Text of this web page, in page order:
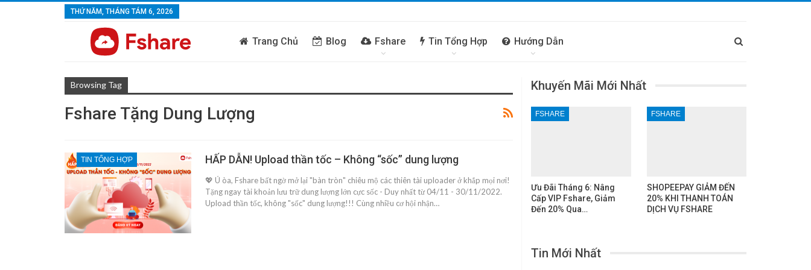
THỨ NĂM, THÁNG TÁM 6, 2026
Trang Chủ Blog Fshare Tin Tổng Hợp Hướng Dẫn
Browsing Tag
Fshare Tặng Dung Lượng
TIN TỔNG HỢP HẤP DẪN! Upload thần tốc – Không “sốc” dung lượng
💖 Ú òa, Fshare bất ngờ mở lại "bàn tròn" chiêu mộ các thiên tài uploader ở khắp mọi nơi!
Tặng ngay tài khoản lưu trữ dung lượng lớn cực sốc - Duy nhất từ 04/11 - 30/11/2022.
Upload thần tốc, không "sốc" dung lượng!!! Cùng nhiều cơ hội nhận…
Khuyến Mãi Mới Nhất
FSHARE
Ưu Đãi Tháng 6: Nâng
Cấp VIP Fshare, Giảm
Đến 20% Qua…
FSHARE
SHOPEEPAY GIẢM ĐẾN
20% KHI THANH TOÁN
DỊCH VỤ FSHARE
Tin Mới Nhất